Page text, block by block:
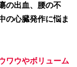
の出血、腰の不
の心臓発作に悩ま
ワウやボリューム